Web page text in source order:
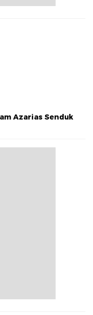
Azarias Senduk